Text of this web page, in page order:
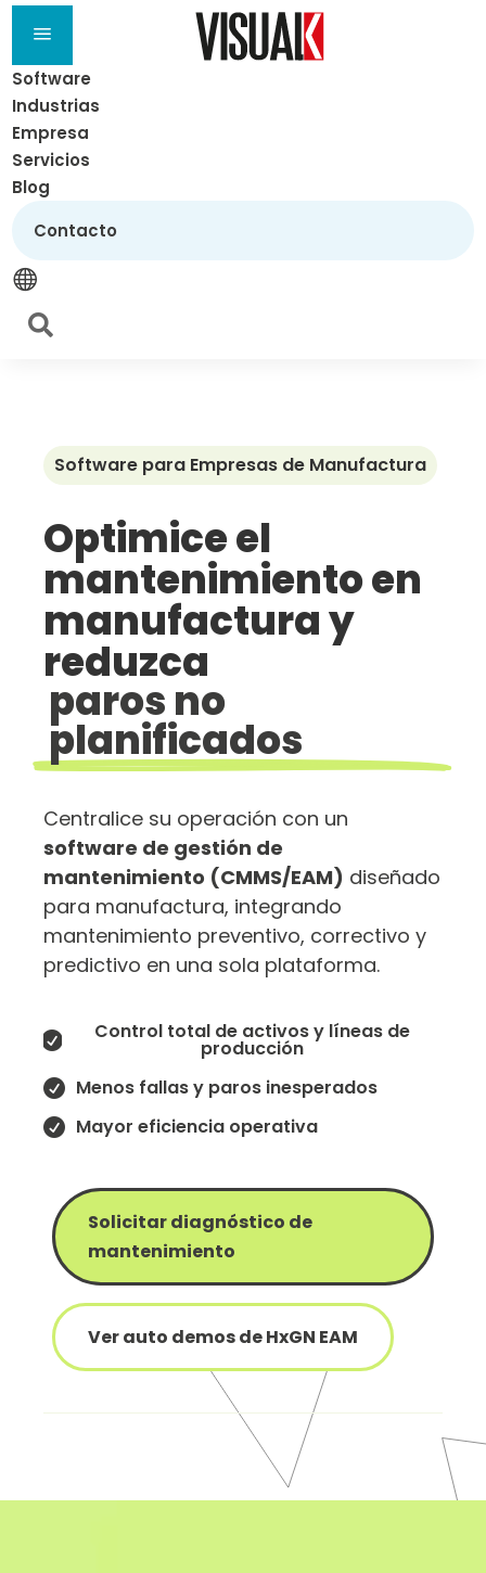
a
Software
Industrias
Empresa
Servicios
Blog
Contacto


Software para Empresas de Manufactura
Optimice el
mantenimiento en
manufactura y
reduzca
paros no
planificados
Centralice su operación con un
software de gestión de
mantenimiento (CMMS/EAM) diseñado
para manufactura, integrando
mantenimiento preventivo, correctivo y
predictivo en una sola plataforma.
 Control total de activos y líneas de
producción
 Menos fallas y paros inesperados
 Mayor eficiencia operativa
Solicitar diagnóstico de
mantenimiento
Ver auto demos de HxGN EAM